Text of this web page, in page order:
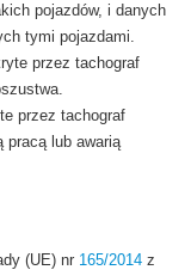
pojazdów, i danych
tymi pojazdami.
przez tachograf
przez tachograf
pracą lub awarią
(UE) nr 165/2014 z